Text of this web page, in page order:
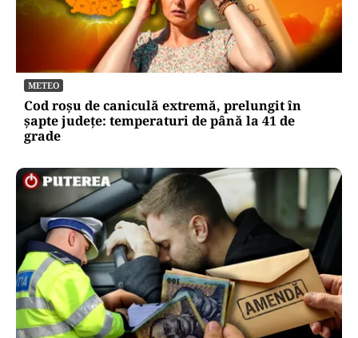
METEO
Cod roșu de caniculă extremă, prelungit în
șapte județe: temperaturi de până la 41 de
grade